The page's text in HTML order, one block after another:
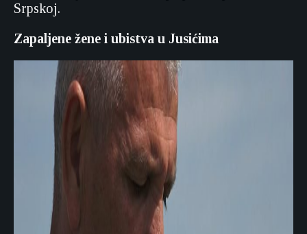
Srpskoj.
Zapaljene žene i ubistva u Jusićima